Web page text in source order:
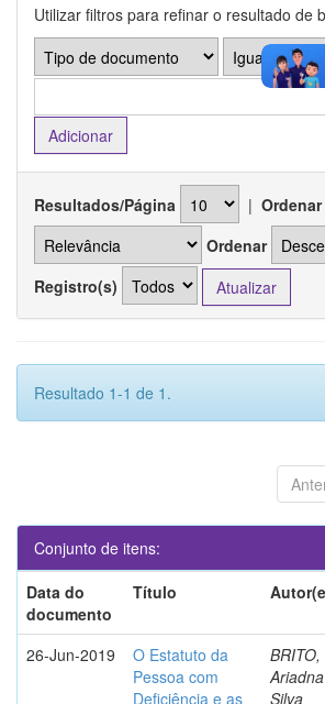
Utilizar filtros para refinar o resultado de
Resultados/Página |
Ordenar
Registro(s)
Resultado 1-1 de 1.
Conjunto de itens:
Data do
documento
Título
26-Jun-2019
O Estatuto da
Pessoa com
Deficiência e as
BRITO,
Silva